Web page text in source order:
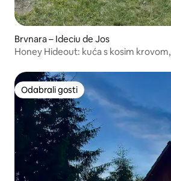
Brvnara – Ideciu de Jos
Honey Hideout: kuća s kosim
Odabrali gosti
Odabrali gosti